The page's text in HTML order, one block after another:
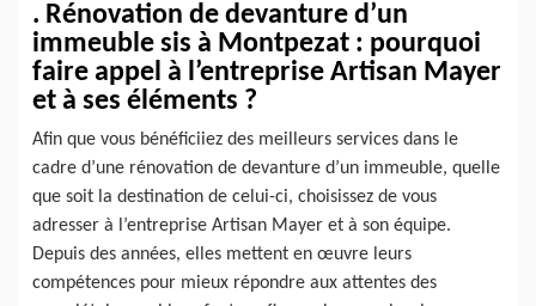
. Rénovation de devanture d’un
immeuble sis à Montpezat : pourquoi
faire appel à l’entreprise Artisan Mayer
et à ses éléments ?
Afin que vous bénéficiiez des meilleurs services dans le
cadre d’une rénovation de devanture d’un immeuble, quelle
que soit la destination de celui-ci, choisissez de vous
adresser à l’entreprise Artisan Mayer et à son équipe.
Depuis des années, elles mettent en œuvre leurs
compétences pour mieux répondre aux attentes des